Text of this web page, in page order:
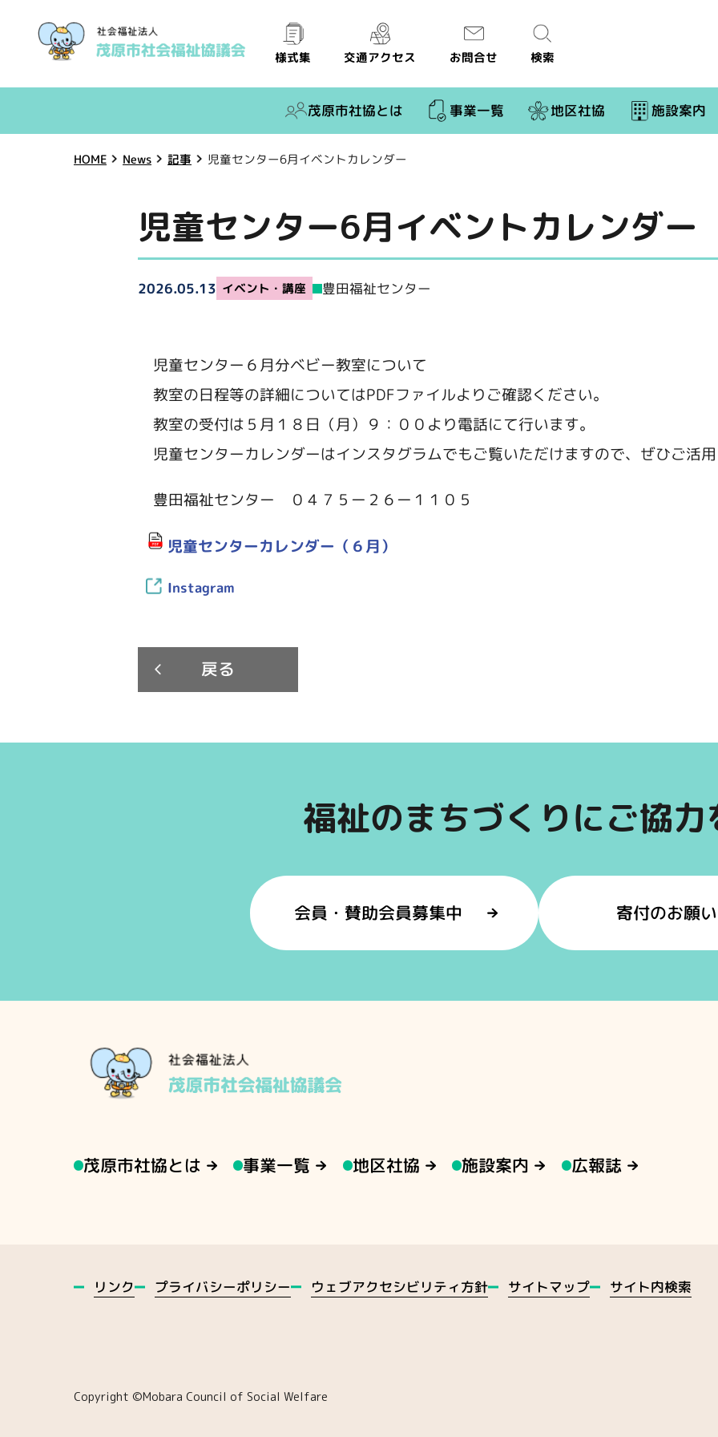
様式集 交通アクセス お問合せ 検索
茂原市社協とは 事業一覧 地区社協 施設案内
HOME News 記事 児童センター6月イベントカレンダー
児童センター6月イベントカレンダー
2026.05.13 イベント・講座 豊田福祉センター
児童センター６月分ベビー教室について
教室の日程等の詳細についてはPDFファイルよりご確認ください。
教室の受付は５月１８日（月）９：００より電話にて行います。
児童センターカレンダーはインスタグラムでもご覧いただけますので、ぜひご活
豊田福祉センター ０４７５ー２６ー１１０５
児童センターカレンダー（６月）
Instagram
戻る
福祉のまちづくりにご協力
会員・賛助会員募集中 寄付のお願い
茂原市社協とは 事業一覧 地区社協 施設案内 広報誌
リンク プライバシーポリシー ウェブアクセシビリティ方針 サイトマップ サイト内検索
Copyright ©️Mobara Council of Social Welfare